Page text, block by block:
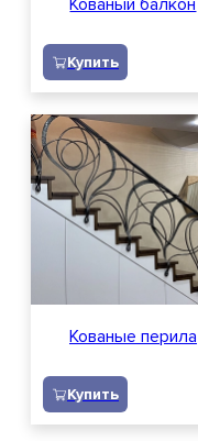
Кованый балкон
Купить
Кованые перила
Купить